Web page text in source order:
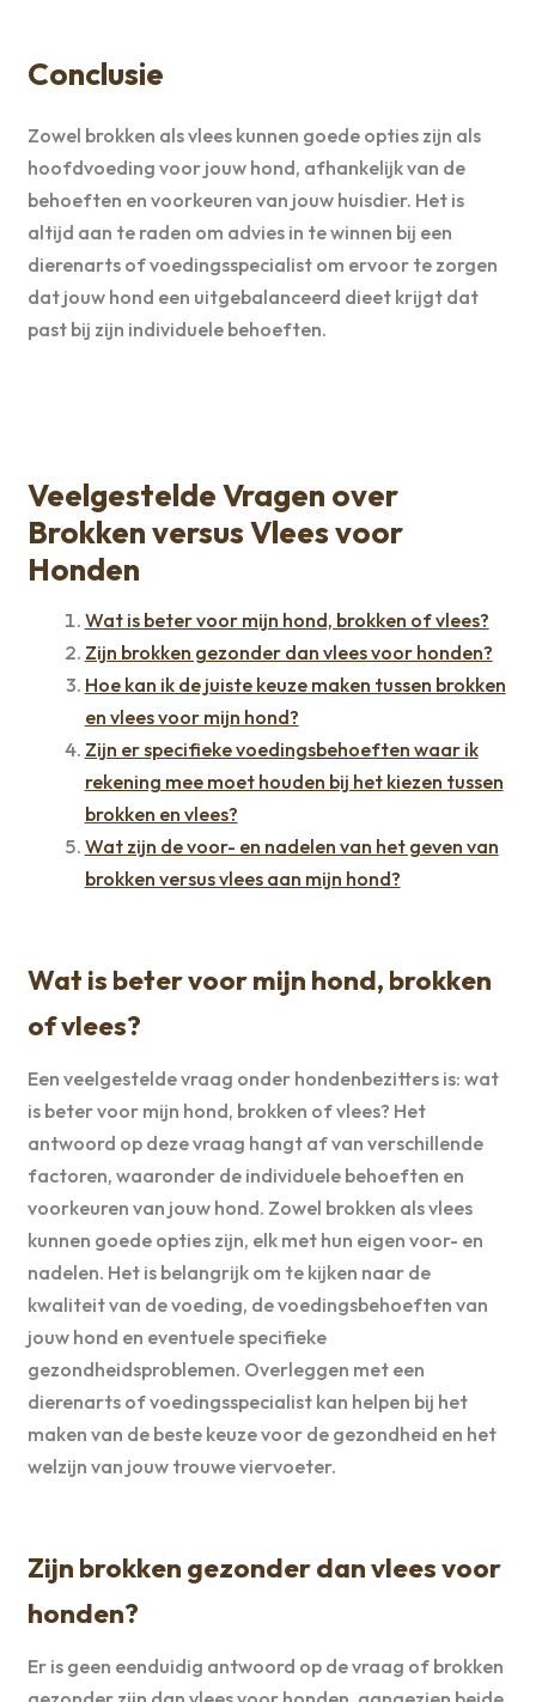
Conclusie
Zowel brokken als vlees kunnen goede opties zijn als
hoofdvoeding voor jouw hond, afhankelijk van de
behoeften en voorkeuren van jouw huisdier. Het is
altijd aan te raden om advies in te winnen bij een
dierenarts of voedingsspecialist om ervoor te zorgen
dat jouw hond een uitgebalanceerd dieet krijgt dat
past bij zijn individuele behoeften.
Veelgestelde Vragen over
Brokken versus Vlees voor
Honden
Wat is beter voor mijn hond, brokken of vlees?
Zijn brokken gezonder dan vlees voor honden?
Hoe kan ik de juiste keuze maken tussen brokken
en vlees voor mijn hond?
Zijn er specifieke voedingsbehoeften waar ik
rekening mee moet houden bij het kiezen tussen
brokken en vlees?
Wat zijn de voor- en nadelen van het geven van
brokken versus vlees aan mijn hond?
Wat is beter voor mijn hond, brokken
of vlees?
Een veelgestelde vraag onder hondenbezitters is: wat
is beter voor mijn hond, brokken of vlees? Het
antwoord op deze vraag hangt af van verschillende
factoren, waaronder de individuele behoeften en
voorkeuren van jouw hond. Zowel brokken als vlees
kunnen goede opties zijn, elk met hun eigen voor- en
nadelen. Het is belangrijk om te kijken naar de
kwaliteit van de voeding, de voedingsbehoeften van
jouw hond en eventuele specifieke
gezondheidsproblemen. Overleggen met een
dierenarts of voedingsspecialist kan helpen bij het
maken van de beste keuze voor de gezondheid en het
welzijn van jouw trouwe viervoeter.
Zijn brokken gezonder dan vlees voor
honden?
Er is geen eenduidig antwoord op de vraag of brokken